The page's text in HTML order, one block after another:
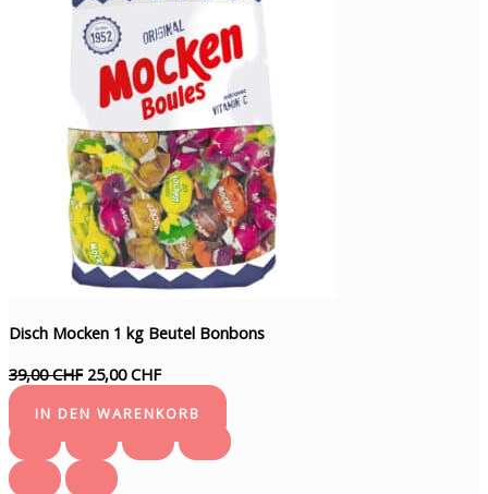
Disch Mocken 1 kg Beutel Bonbons
39,00 CHF25,00 CHF
IN DEN WARENKORB